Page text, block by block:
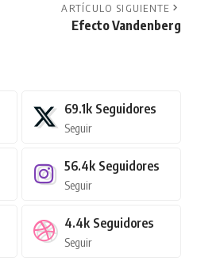
ARTÍCULO SIGUIENTE
Efecto Vandenberg
69.1k Seguidores
Seguir
56.4k Seguidores
Seguir
4.4k Seguidores
Seguir